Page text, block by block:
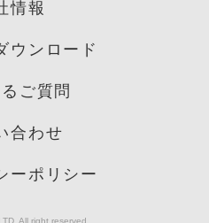
情報
ウンロード
ご質問
合わせ
ーポリシー
All right reserved.